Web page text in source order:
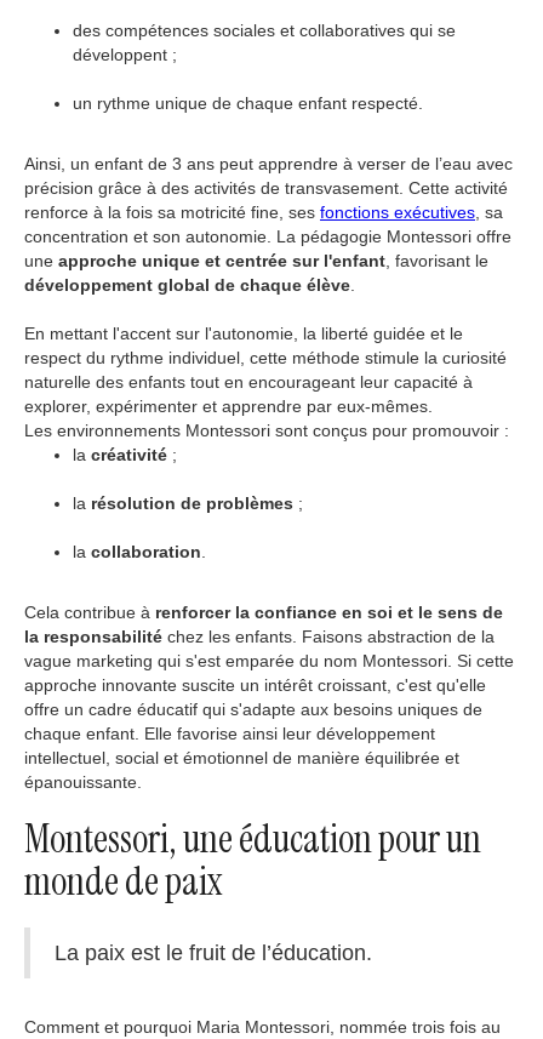
des compétences sociales et collaboratives qui se
développent ;
un rythme unique de chaque enfant respecté.
Ainsi, un enfant de 3 ans peut apprendre à verser de l’eau avec
précision grâce à des activités de transvasement. Cette activité
renforce à la fois sa motricité fine, ses fonctions exécutives , sa
concentration et son autonomie. La pédagogie Montessori offre
une approche unique et centrée sur l'enfant , favorisant le
développement global de chaque élève
En mettant l'accent sur l'autonomie, la liberté guidée et le
respect du rythme individuel, cette méthode stimule la curiosité
naturelle des enfants tout en encourageant leur capacité à
explorer, expérimenter et apprendre par eux-mêmes.
Les environnements Montessori sont conçus pour promouvoir :
la créativité ;
la résolution de problèmes ;
la collaboration
Cela contribue à renforcer la confiance en soi et le sens de
la responsabilité chez les enfants. Faisons abstraction de la
vague marketing qui s'est emparée du nom Montessori. Si cette
approche innovante suscite un intérêt croissant, c'est qu'elle
offre un cadre éducatif qui s'adapte aux besoins uniques de
chaque enfant. Elle favorise ainsi leur développement
intellectuel, social et émotionnel de manière équilibrée et
épanouissante.
Montessori, une éducation pour un
monde de paix
La paix est le fruit de l’éducation.
Comment et pourquoi Maria Montessori, nommée trois fois au